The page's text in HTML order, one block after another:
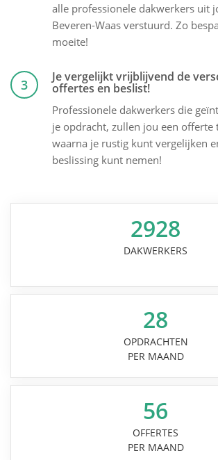
alle professionele dakwerkers uit
Beveren-Waas verstuurd. Zo
moeite!
3 Je vergelijkt vrijblijvend de
offertes en beslist!
Professionele dakwerkers die
je opdracht, zullen jou een offerte
waarna je rustig kunt vergelijken
beslissing kunt nemen!
2928
DAKWERKERS
28
OPDRACHTEN
PER MAAND
56
OFFERTES
PER MAAND